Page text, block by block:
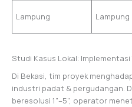
Lampung Lampung
Studi Kasus Lokal:
Di Bekasi, tim proyek
industri padat & pergudangan.
beresolusi 1”–5”, operator